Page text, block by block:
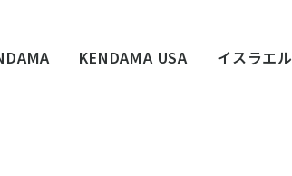
KENDAMA USA イスラエル